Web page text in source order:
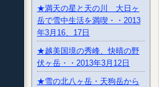
★満天の星と天の川 大日ヶ
岳で雪中生活を満喫・・2013
年3月16、17日
★越美国境の秀峰、快晴の野
伏ヶ岳・・2013年3月12日
★雪の北八ヶ岳・天狗岳から